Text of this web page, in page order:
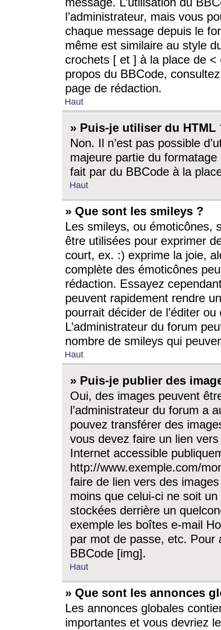
l’administrateur, mais vous
chaque message depuis le
même est similaire au style
crochets [ et ] à la place de <
propos du BBCode,
page de rédaction.
Haut
» Puis-je utiliser du HTML
Non. Il n’est pas possible
majeure partie du
fait par du BBCode à la
Haut
» Que sont les smileys ?
Les smileys, ou émoticônes,
être utilisées pour exprimer
court, ex. :) exprime la joie,
complète des émoticônes
rédaction. Essayez
peuvent rapidement rendre
pourrait décider de l’éditer
L’administrateur du forum
nombre de smileys qui
Haut
» Puis-je publier des
Oui, des images peuvent
l’administrateur du forum a
pouvez transférer des
vous devez faire un lien
Internet accessible
http://www.exemple.com/
faire de lien vers des
moins que celui-ci ne soit
stockées derrière un
exemple les boîtes e-mail
par mot de passe, etc. Pour
BBCode [img].
Haut
» Que sont les annonces
Les annonces globales
importantes et vous devriez